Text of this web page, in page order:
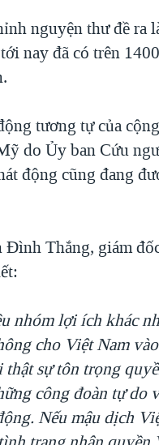
nguyện thư đề ra
nay đã có trên
tương tự của
do Ủy ban Cứu
động cũng đang
Đình Thắng, giám
nhóm lợi ích khác
cho Việt Nam
sự tôn trọng
công đoàn tự do
Nếu mậu dịch